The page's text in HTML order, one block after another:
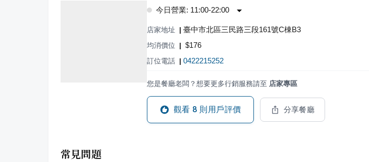
今日營業: 11:00-22:00
店家地址 | 臺中市北區三民路三段161號C棟B3
均消價位 | $176
訂位電話 | 0422215252
您是餐廳老闆？想要更多行銷服務請至 店家專區
觀看 8 則用戶評價 分享餐廳
常見問題